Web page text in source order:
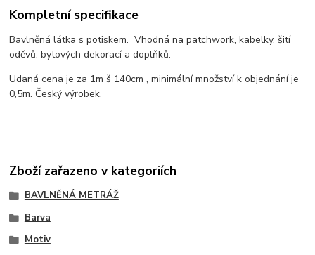
Kompletní specifikace
Bavlněná látka s potiskem. Vhodná na patchwork, kabelky, šití
oděvů, bytových dekorací a doplňků.
Udaná cena je za 1m š 140cm , minimální množství k objednání je
0,5m. Český výrobek.
Zboží zařazeno v kategoriích
BAVLNĚNÁ METRÁŽ
Barva
Motiv